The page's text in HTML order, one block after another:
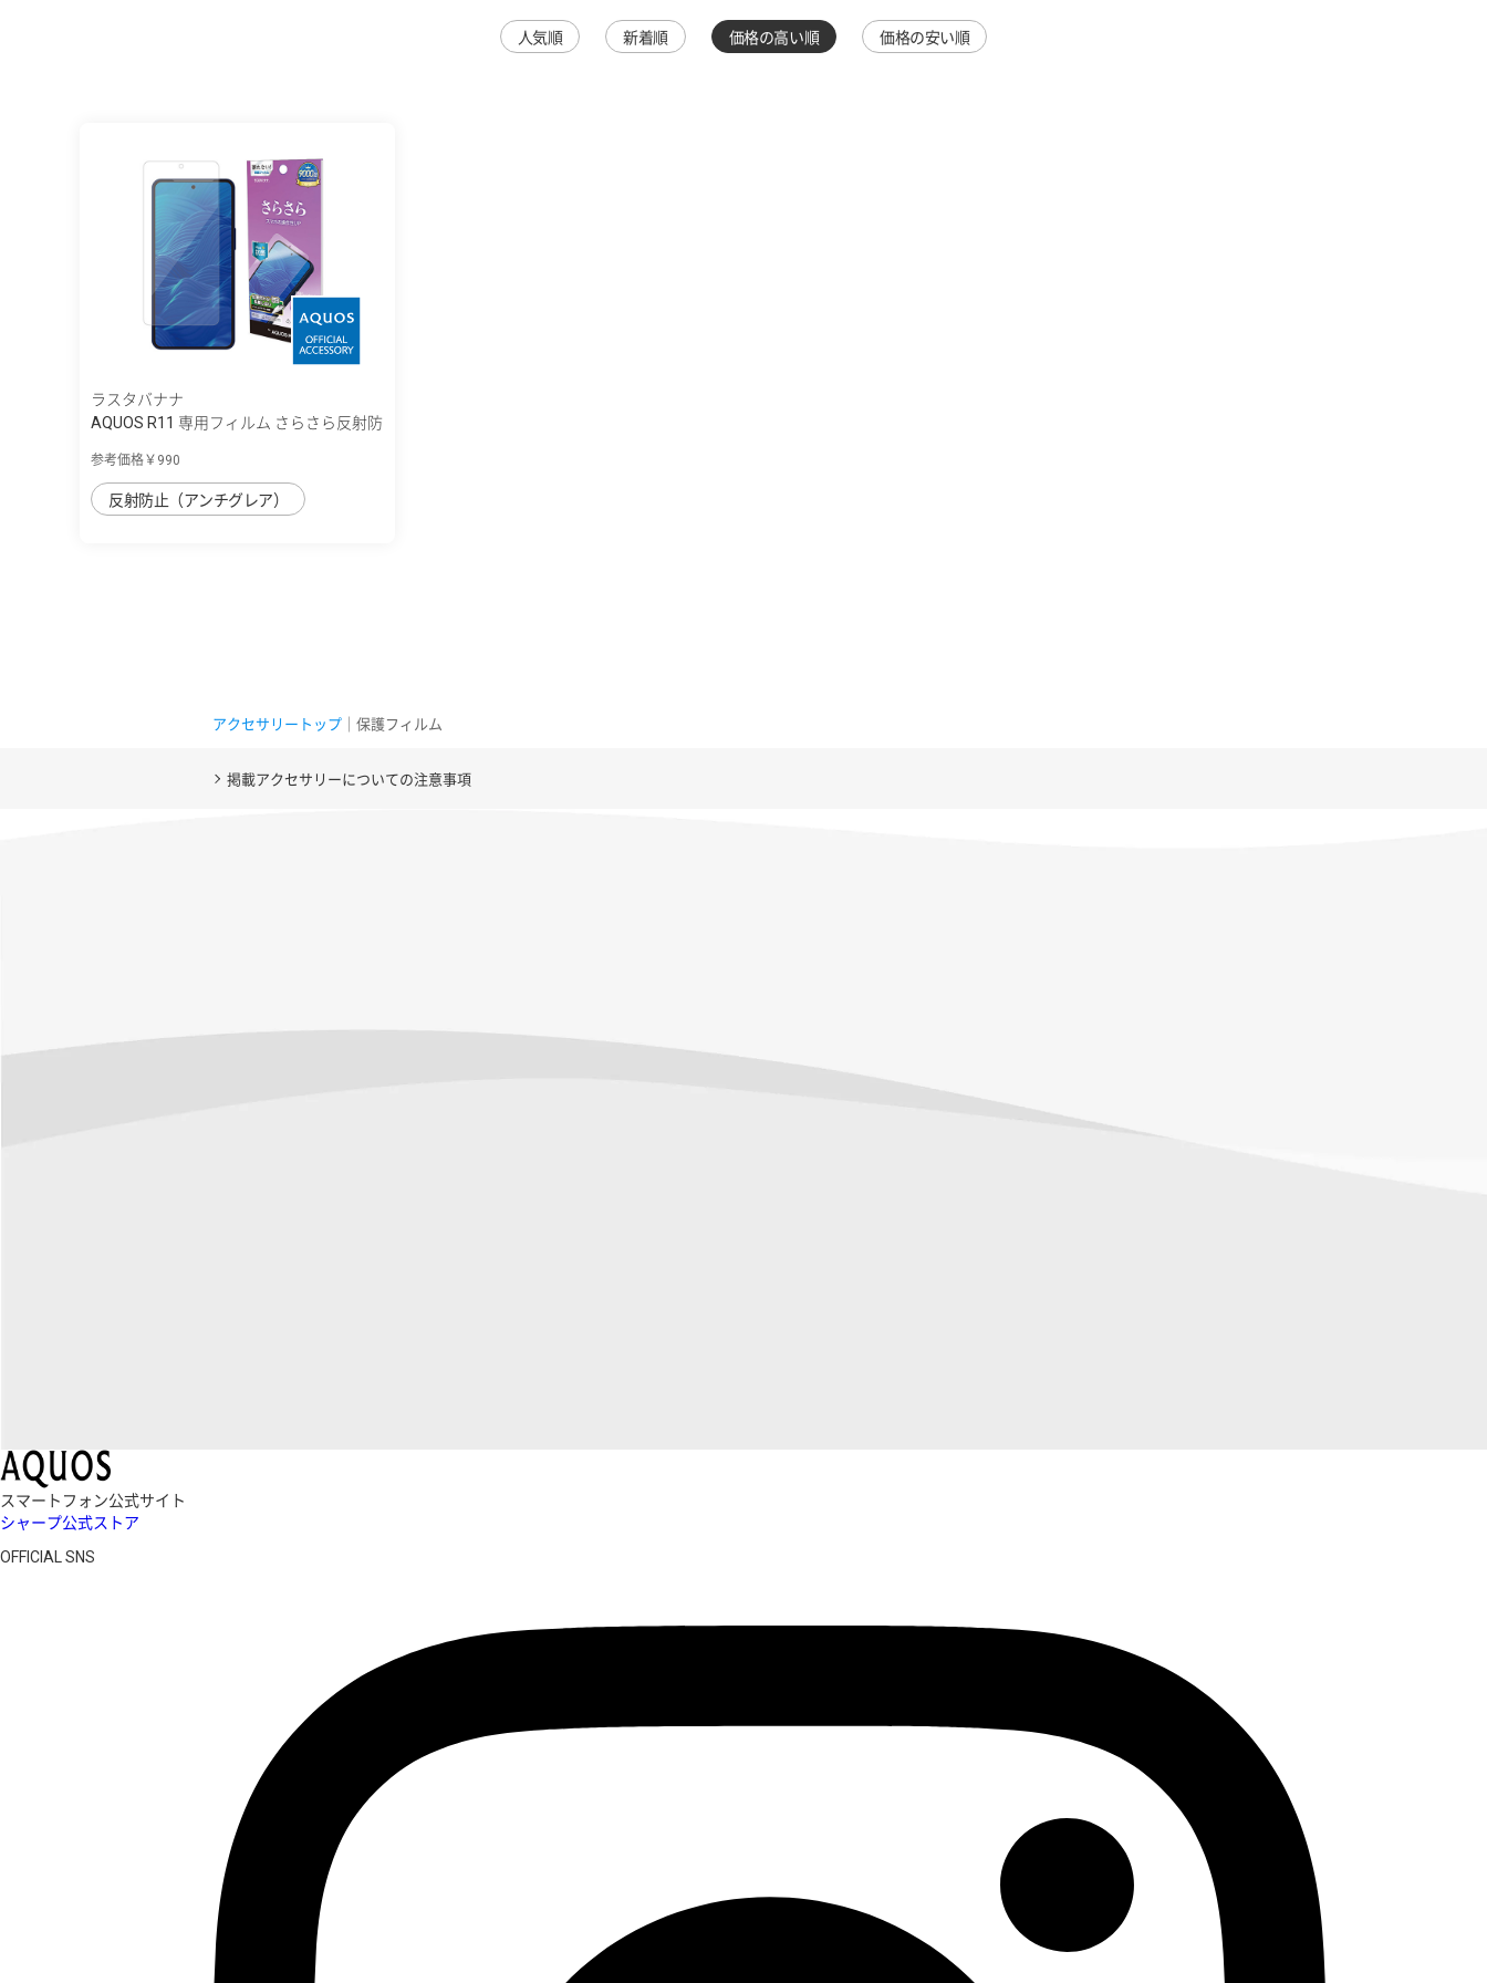
人気順 新着順 価格の高い順 価格の安い順
ラスタバナナ
AQUOS R11 専用フィルム さらさら反射防
参考価格￥990
反射防止（アンチグレア）
アクセサリートップ ｜保護フィルム
掲載アクセサリーについての注意事項
スマートフォン公式サイト
シャープ公式ストア
OFFICIAL SNS